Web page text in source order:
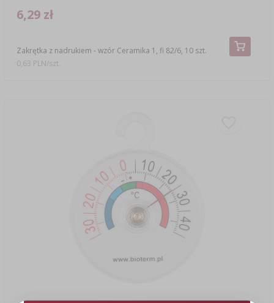
Zakrętka z nadrukiem - wzór Ceramika 1, fi 82/6, 10 szt.
6,29 zł
0,63 PLN/szt.